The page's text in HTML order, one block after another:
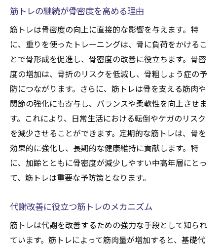
筋トレの継続が骨密度を高める理由
筋トレは骨密度の向上に直接的な影響を与えます。特
に、重りを使ったトレーニングは、骨に負荷をかけるこ
とで骨形成を促進し、骨密度の改善に役立ちます。骨密
度の増加は、骨折のリスクを低減し、骨粗しょう症の予
防につながります。さらに、筋トレは骨を支える筋肉や
関節の強化にも寄与し、バランスや柔軟性を向上させま
す。これにより、日常生活における転倒やケガのリスク
を減少させることができます。定期的な筋トレは、骨を
効果的に強化し、長期的な健康維持に貢献します。特
に、加齢とともに骨密度が減少しやすい中高年層にとっ
て、筋トレは重要な予防策となります。
代謝改善に役立つ筋トレのメカニズム
筋トレは代謝を改善するための強力な手段として知られ
ています。筋トレによって筋肉量が増加すると、基礎代